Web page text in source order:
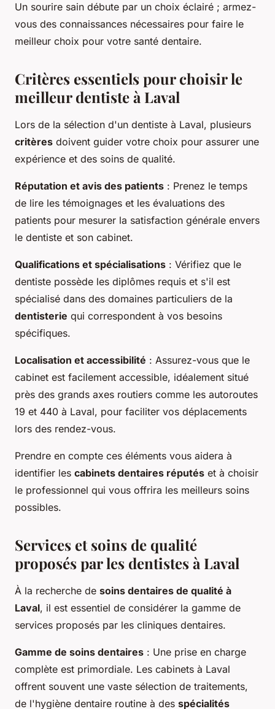
Un sourire sain débute par un choix éclairé ; armez-
vous des connaissances nécessaires pour faire le
meilleur choix pour votre santé dentaire.
Critères essentiels pour choisir le
meilleur dentiste à Laval
Lors de la sélection d'un dentiste à Laval, plusieurs
critères doivent guider votre choix pour assurer une
expérience et des soins de qualité.
Réputation et avis des patients : Prenez le temps
de lire les témoignages et les évaluations des
patients pour mesurer la satisfaction générale envers
le dentiste et son cabinet.
Qualifications et spécialisations : Vérifiez que le
dentiste possède les diplômes requis et s'il est
spécialisé dans des domaines particuliers de la
dentisterie qui correspondent à vos besoins
spécifiques.
Localisation et accessibilité : Assurez-vous que le
cabinet est facilement accessible, idéalement situé
près des grands axes routiers comme les autoroutes
19 et 440 à Laval, pour faciliter vos déplacements
lors des rendez-vous.
Prendre en compte ces éléments vous aidera à
identifier les cabinets dentaires réputés et à choisir
le professionnel qui vous offrira les meilleurs soins
possibles.
Services et soins de qualité
proposés par les dentistes à Laval
À la recherche de soins dentaires de qualité à
Laval, il est essentiel de considérer la gamme de
services proposés par les cliniques dentaires.
Gamme de soins dentaires : Une prise en charge
complète est primordiale. Les cabinets à Laval
offrent souvent une vaste sélection de traitements,
de l'hygiène dentaire routine à des spécialités